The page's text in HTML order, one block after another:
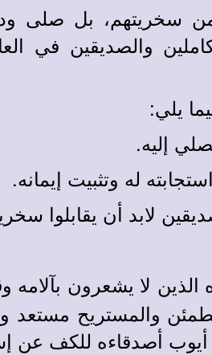
سخريتهم، بل صلى
والصديقين في
يلي:
إليه.
له وتثبيت إيمانه.
لابد أن يقابلوا
الذين لا يشعرون
والمستريح
أصدقاءه للكف عن